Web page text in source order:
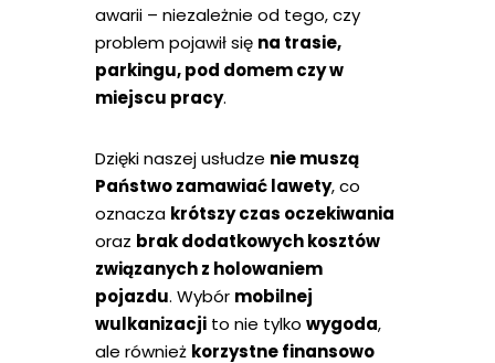
awarii – niezależnie od tego, czy
problem pojawił się na trasie,
parkingu, pod domem czy w
miejscu pracy.
Dzięki naszej usłudze nie muszą
Państwo zamawiać lawety, co
oznacza krótszy czas oczekiwania
oraz brak dodatkowych kosztów
związanych z holowaniem
pojazdu. Wybór mobilnej
wulkanizacji to nie tylko wygoda,
ale również korzystne finansowo